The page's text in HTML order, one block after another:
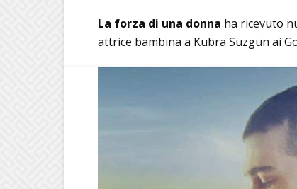
La forza di una donna ha ricevuto
attrice bambina a Kübra Süzgün ai